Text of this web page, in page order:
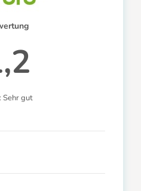
Sehr gut